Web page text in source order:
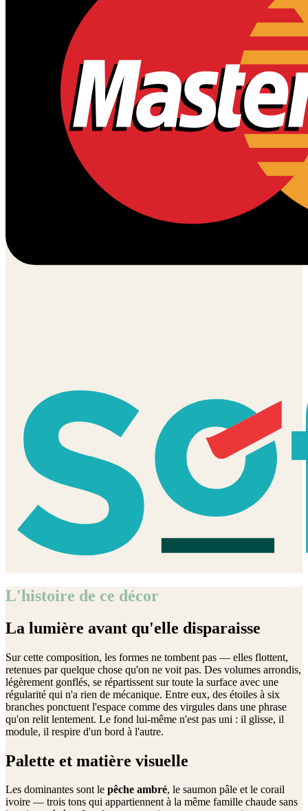
L'histoire de ce décor
La lumière avant qu'elle disparaisse
Sur cette composition, les formes ne tombent pas — elles flottent,
retenues par quelque chose qu'on ne voit pas. Des volumes arrondis,
légèrement gonflés, se répartissent sur toute la surface avec une
régularité qui n'a rien de mécanique. Entre eux, des étoiles à six
branches ponctuent l'espace comme des virgules dans une phrase
qu'on relit lentement. Le fond lui-même n'est pas uni : il glisse, il
module, il respire d'un bord à l'autre.
Palette et matière visuelle
Les dominantes sont le pêche ambré, le saumon pâle et le corail
ivoire — trois tons qui appartiennent à la même famille chaude sans